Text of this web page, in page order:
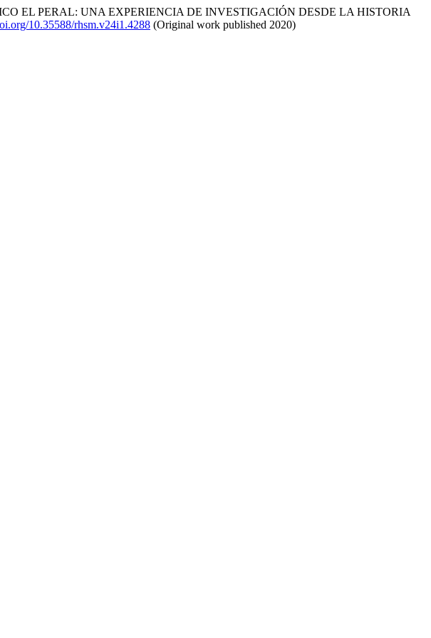
EL PERAL: UNA EXPERIENCIA DE INVESTIGACIÓN DESDE LA HISTORIA
10.35588/rhsm.v24i1.4288 (Original work published 2020)